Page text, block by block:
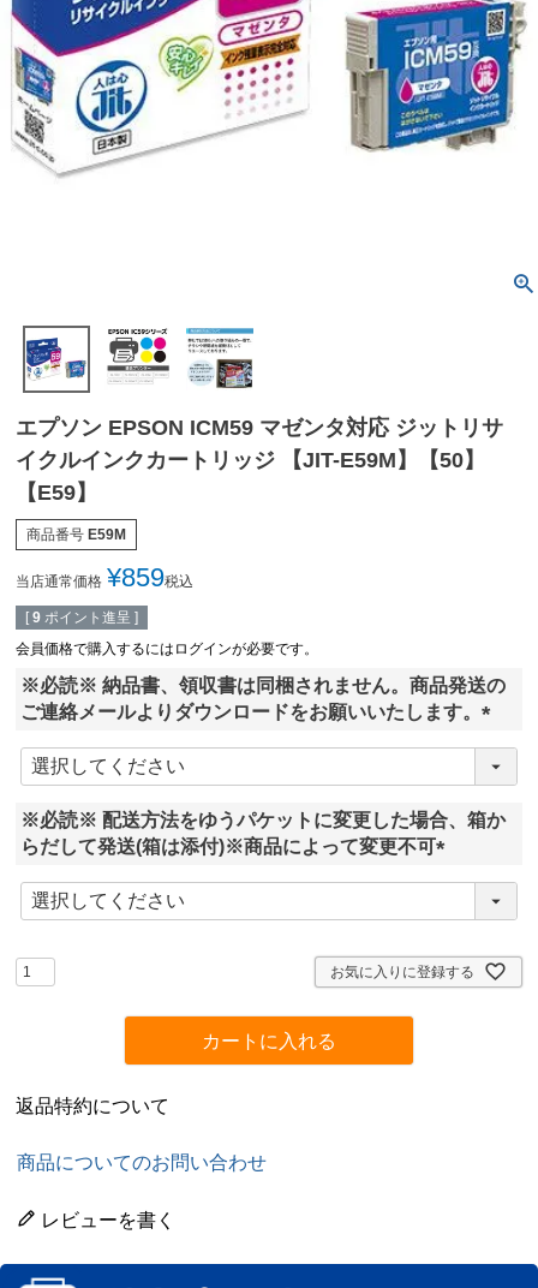
エプソン EPSON ICM59 マゼンタ対応 ジットリサ
イクルインクカートリッジ 【JIT-E59M】【50】
【E59】
商品番号 E59M
当店通常価格 ¥859税込
[ 9 ポイント進呈 ]
会員価格で購入するにはログインが必要です。
※必読※ 納品書、領収書は同梱されません。商品発送の
ご連絡メールよりダウンロードをお願いいたします。
(
必
)
※必読※ 配送方法をゆうパケットに変更した場合、箱か
らだして発送(箱は添付)※商品によって変更不可
(
)
お気に入りに登録する
カートに入れる
返品特約について
商品についてのお問い合わせ
レビューを書く